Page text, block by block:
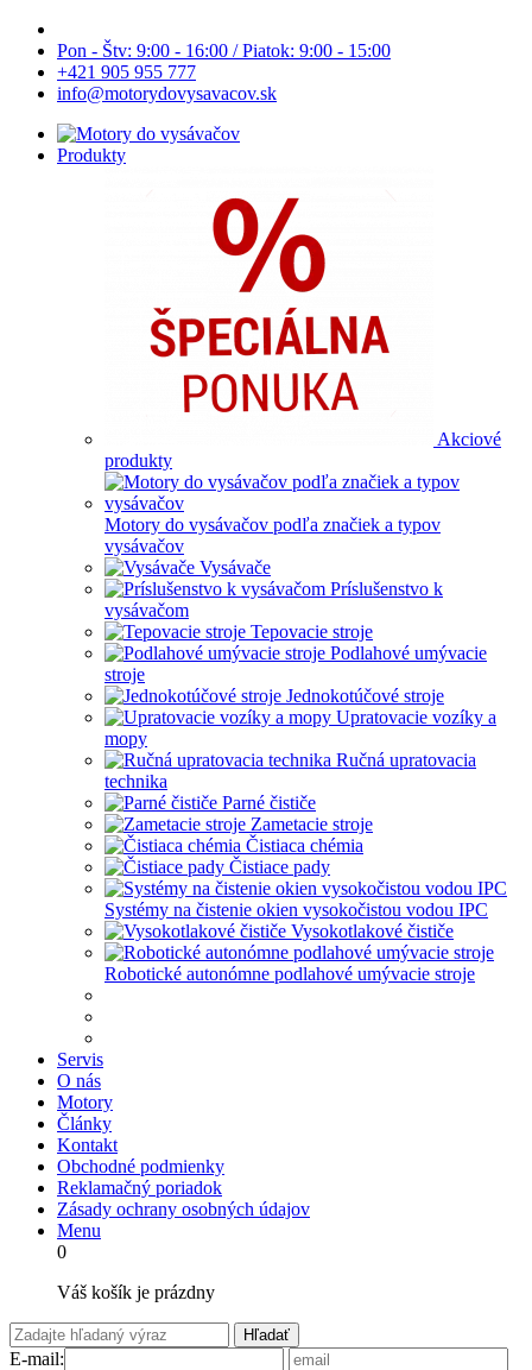
Pon - Štv: 9:00 - 16:00 / Piatok: 9:00 - 15:00
+421 905 955 777
info@motorydovysavacov.sk
Produkty
Akciové
produkty
Motory do vysávačov podľa značiek a typov
vysávačov
Vysávače
Príslušenstvo k
vysávačom
Tepovacie stroje
Podlahové umývacie
stroje
Jednokotúčové stroje
Upratovacie vozíky a
mopy
Ručná upratovacia
technika
Parné čističe
Zametacie stroje
Čistiaca chémia
Čistiace pady
Systémy na čistenie okien vysokočistou vodou IPC
Vysokotlakové čističe
Robotické autonómne podlahové umývacie stroje
Servis
O nás
Motory
Články
Kontakt
Obchodné podmienky
Reklamačný poriadok
Zásady ochrany osobných údajov
Menu
0
Váš košík je prázdny
Hľadať
E-mail: